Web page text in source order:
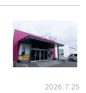
2026.7.25